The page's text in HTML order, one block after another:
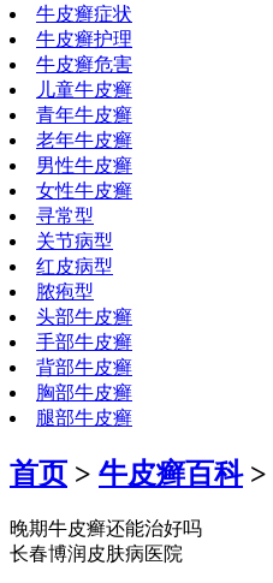
牛皮癣症状
牛皮癣护理
牛皮癣危害
儿童牛皮癣
青年牛皮癣
老年牛皮癣
男性牛皮癣
女性牛皮癣
寻常型
关节病型
红皮病型
脓疱型
头部牛皮癣
手部牛皮癣
背部牛皮癣
胸部牛皮癣
腿部牛皮癣
首页 > 牛皮癣百科>
晚期牛皮癣还能治好吗
长春博润皮肤病医院